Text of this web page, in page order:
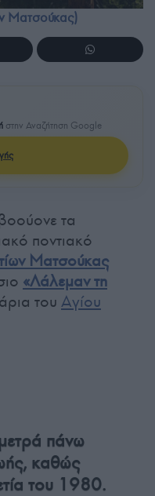
Ματσούκας)
στην Αναζήτηση Google
τα
ποντιακό
Ματσούκας
«Λάλεμαν τη
του Αγίου
πάνω
καθώς
του 1980.